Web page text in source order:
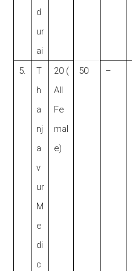
d
ur
ai
5.
T
h
a
nj
a
v
ur
M
e
di
c
20 (
All
Fe
mal
e)
50 –